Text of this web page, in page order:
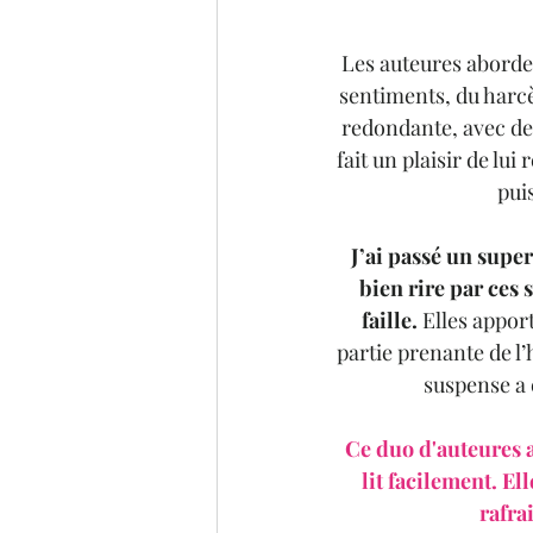
Les auteures
sentiments, du
redondante, avec
fait un plaisir de lui
J’ai passé un
bien rire par ces
faille. Elles
partie prenante de
suspense
Ce duo d'auteures
lit facilement.